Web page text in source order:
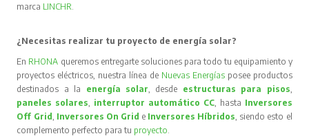
marca LINCHR
¿Necesitas realizar tu proyecto de energía solar?
En RHONA queremos entregarte soluciones para todo tu equipamiento y
proyectos eléctricos, nuestra línea de Nuevas Energíasposee productos
destinados a la energía solar , desde estructuras para pisos
paneles solares
interruptor automático CC, hasta Inversores
Off Grid Inversores On Grid e Inversores Híbridos , siendo esto el
complemento perfecto para tu proyecto